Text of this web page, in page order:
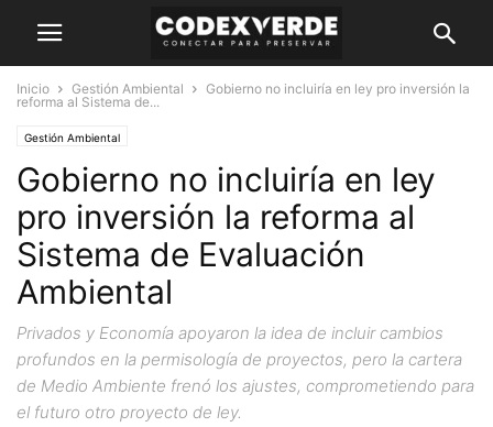
Inicio Gestión Ambiental
Gobierno no incluiría en ley pro inversión la
reforma al Sistema de...
Gestión Ambiental
Gobierno no incluiría en ley
pro inversión la reforma al
Sistema de Evaluación
Ambiental
Privados y Economía apoyaron la idea de incluir cambios
profundos en la permisología de proyectos, pero la cartera
de Medio Ambiente frenó los ajustes, comprometiendo para
el futuro otro proyecto de ley.